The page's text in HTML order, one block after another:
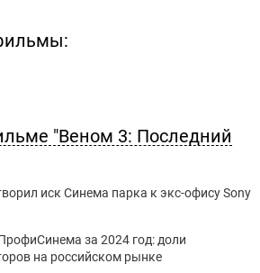
"Веном 3: Последний
иск Синема парка к экс-офису Sony
за 2024 год: доли
на российском рынке